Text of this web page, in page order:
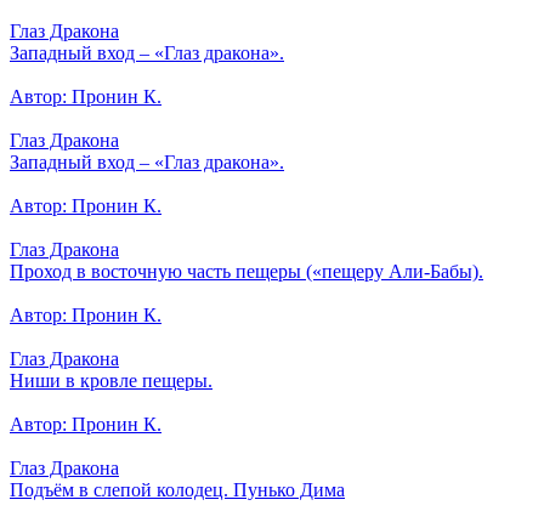
Глаз Дракона
Западный вход – «Глаз дракона».
Автор: Пронин К.
Глаз Дракона
Западный вход – «Глаз дракона».
Автор: Пронин К.
Глаз Дракона
Проход в восточную часть пещеры («пещеру Али-Бабы).
Автор: Пронин К.
Глаз Дракона
Ниши в кровле пещеры.
Автор: Пронин К.
Глаз Дракона
Подъём в слепой колодец. Пунько Дима